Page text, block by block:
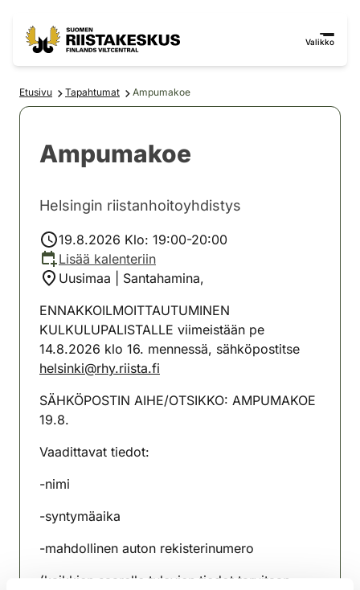
Valikko
Etusivu Tapahtumat Ampumakoe
Ampumakoe
Helsingin riistanhoitoyhdistys
19.8.2026 Klo: 19:00-20:00
Lisää kalenteriin
Uusimaa | Santahamina,
ENNAKKOILMOITTAUTUMINEN
KULKULUPALISTALLE viimeistään pe
14.8.2026 klo 16. mennessä, sähköpostitse
helsinki@rhy.riista.fi
SÄHKÖPOSTIN AIHE/OTSIKKO: AMPUMAKOE
19.8.
Vaadittavat tiedot:
-nimi
-syntymäaika
-mahdollinen auton rekisterinumero
(kaikkien saarelle tulevien tiedot tarvitaan,